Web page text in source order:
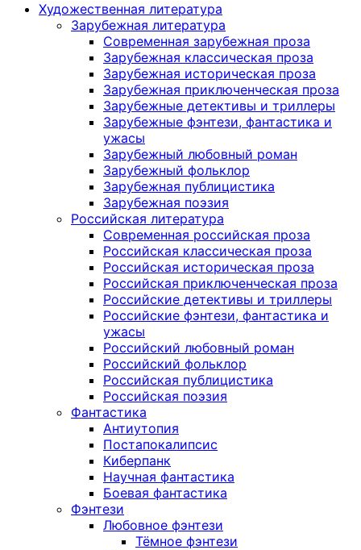
Художественная литература
Зарубежная литература
Современная зарубежная проза
Зарубежная классическая проза
Зарубежная историческая проза
Зарубежная приключенческая проза
Зарубежные детективы и триллеры
Зарубежные фэнтези, фантастика и
ужасы
Зарубежный любовный роман
Зарубежный фольклор
Зарубежная публицистика
Зарубежная поэзия
Российская литература
Современная российская проза
Российская классическая проза
Российская историческая проза
Российская приключенческая проза
Российские детективы и триллеры
Российские фэнтези, фантастика и
ужасы
Российский любовный роман
Российский фольклор
Российская публицистика
Российская поэзия
Фантастика
Антиутопия
Постапокалипсис
Киберпанк
Научная фантастика
Боевая фантастика
Фэнтези
Любовное фэнтези
Тёмное фэнтези